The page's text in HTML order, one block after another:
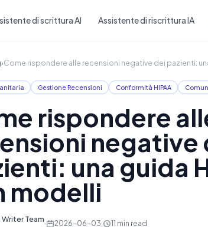
di scrittura AI Assistente di riscrittura IA
›Come rispondere alle recensioni negative dei pazienti:
Gestione Recensioni Conformità HIPAA
rispondere
negative
una guida
modelli
Writer Team· 2026-06-03· 11 min read